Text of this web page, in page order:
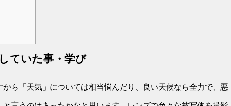
ていた事・学び
ら「天気」については相当悩んだり、良い天候なら全力で、悪